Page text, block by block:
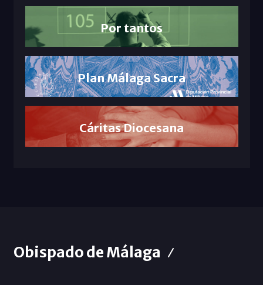
Por tantos
Plan Málaga Sacra
Cáritas Diocesana
Obispado de Málaga